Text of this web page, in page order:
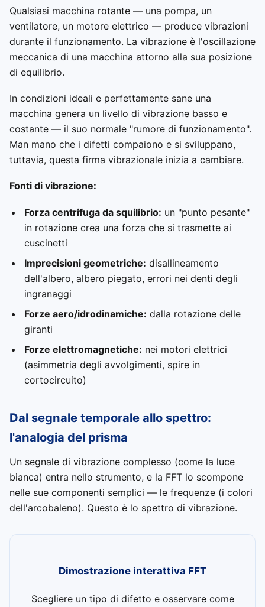
Qualsiasi macchina rotante — una pompa, un
ventilatore, un motore elettrico — produce vibrazioni
durante il funzionamento. La vibrazione è l'oscillazione
meccanica di una macchina attorno alla sua posizione
di equilibrio.
In condizioni ideali e perfettamente sane una
macchina genera un livello di vibrazione basso e
costante — il suo normale "rumore di funzionamento".
Man mano che i difetti compaiono e si sviluppano,
tuttavia, questa firma vibrazionale inizia a cambiare.
Fonti di vibrazione:
Forza centrifuga da squilibrio: un "punto pesante"
in rotazione crea una forza che si trasmette ai
cuscinetti
Imprecisioni geometriche: disallineamento
dell'albero, albero piegato, errori nei denti degli
ingranaggi
Forze aero/idrodinamiche: dalla rotazione delle
giranti
Forze elettromagnetiche: nei motori elettrici
(asimmetria degli avvolgimenti, spire in
cortocircuito)
Dal segnale temporale allo spettro:
l'analogia del prisma
Un segnale di vibrazione complesso (come la luce
bianca) entra nello strumento, e la FFT lo scompone
nelle sue componenti semplici — le frequenze (i colori
dell'arcobaleno). Questo è lo spettro di vibrazione.
Dimostrazione interattiva FFT
Scegliere un tipo di difetto e osservare come